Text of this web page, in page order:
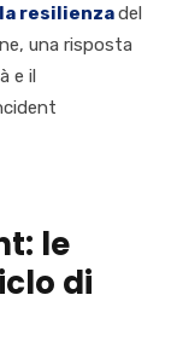
resilienzadel
una risposta
e il
le
di